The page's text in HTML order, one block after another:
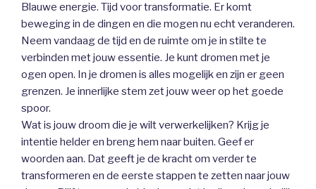
Blauwe energie. Tijd voor transformatie. Er komt
beweging in de dingen en die mogen nu echt veranderen.
Neem vandaag de tijd en de ruimte om je in stilte te
verbinden met jouw essentie. Je kunt dromen met je
ogen open. In je dromen is alles mogelijk en zijn er geen
grenzen. Je innerlijke stem zet jouw weer op het goede
spoor.
Wat is jouw droom die je wilt verwerkelijken? Krijg je
intentie helder en breng hem naar buiten. Geef er
woorden aan. Dat geeft je de kracht om verder te
transformeren en de eerste stappen te zetten naar jouw